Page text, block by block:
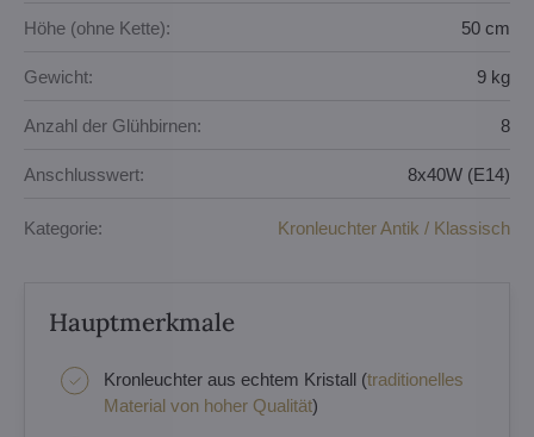
Höhe (ohne Kette): 50 cm
Gewicht: 9 kg
Anzahl der Glühbirnen: 8
Anschlusswert: 8x40W (E14)
Kategorie: Kronleuchter Antik / Klassisch
Hauptmerkmale
Kronleuchter aus echtem Kristall (traditionelles
Material von hoher Qualität)